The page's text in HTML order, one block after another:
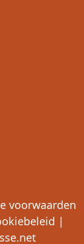
voorwaarden
|